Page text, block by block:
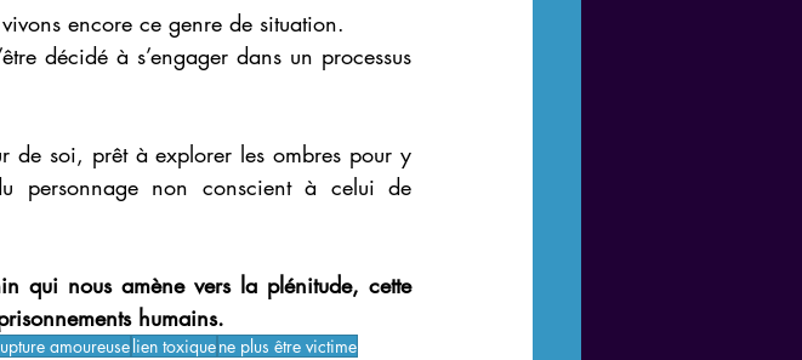
encore ce genre de situation.
décidé à s’engager dans un processus
de soi, prêt à explorer les ombres pour y
personnage non conscient à celui de
qui nous amène vers la plénitude, cette
humains.
amoureuse lien toxiquene plus être victime